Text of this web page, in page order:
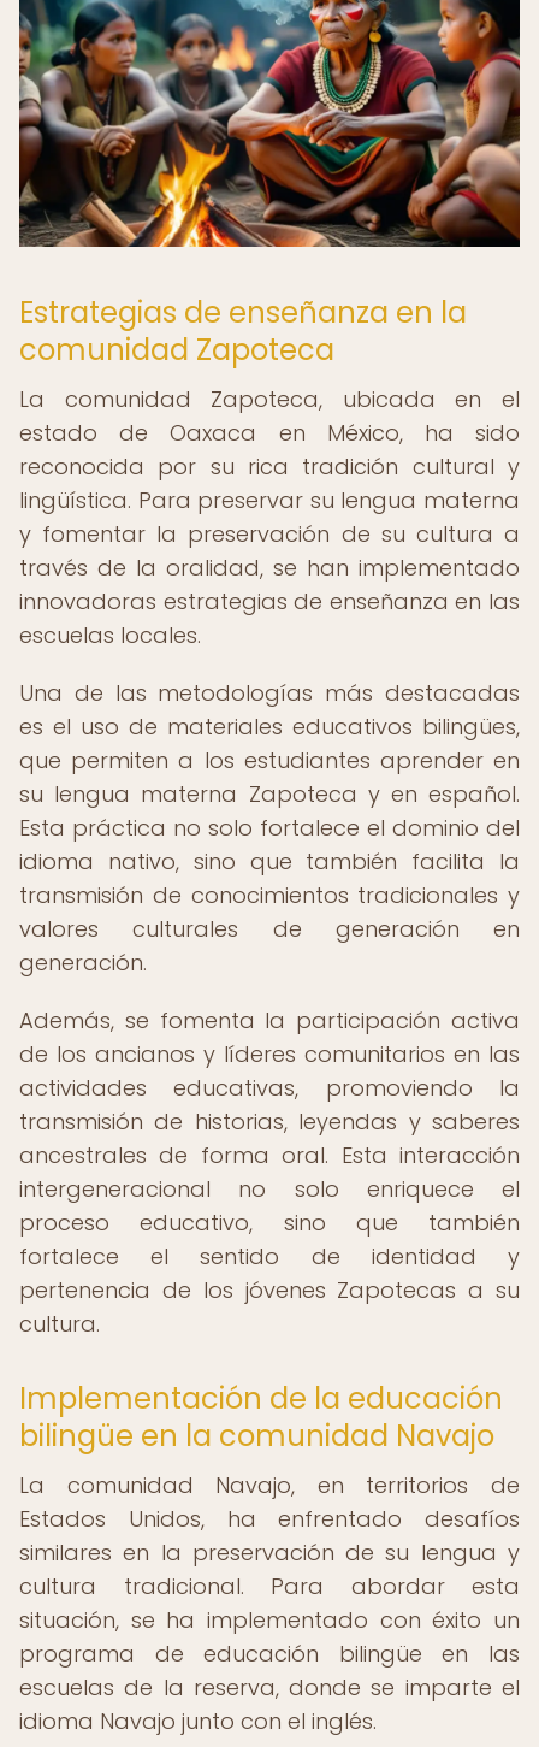
Estrategias de enseñanza en la
comunidad Zapoteca
La comunidad Zapoteca, ubicada en el
estado de Oaxaca en México, ha sido
reconocida por su rica tradición cultural y
lingüística. Para preservar su lengua materna
y fomentar la preservación de su cultura a
través de la oralidad, se han implementado
innovadoras estrategias de enseñanza en las
escuelas locales.
Una de las metodologías más destacadas
es el uso de materiales educativos bilingües,
que permiten a los estudiantes aprender en
su lengua materna Zapoteca y en español.
Esta práctica no solo fortalece el dominio del
idioma nativo, sino que también facilita la
transmisión de conocimientos tradicionales y
valores culturales de generación en
generación.
Además, se fomenta la participación activa
de los ancianos y líderes comunitarios en las
actividades educativas, promoviendo la
transmisión de historias, leyendas y saberes
ancestrales de forma oral. Esta interacción
intergeneracional no solo enriquece el
proceso educativo, sino que también
fortalece el sentido de identidad y
pertenencia de los jóvenes Zapotecas a su
cultura.
Implementación de la educación
bilingüe en la comunidad Navajo
La comunidad Navajo, en territorios de
Estados Unidos, ha enfrentado desafíos
similares en la preservación de su lengua y
cultura tradicional. Para abordar esta
situación, se ha implementado con éxito un
programa de educación bilingüe en las
escuelas de la reserva, donde se imparte el
idioma Navajo junto con el inglés.